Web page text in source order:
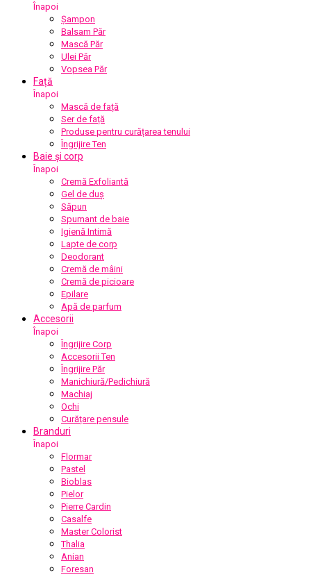
Înapoi
Șampon
Balsam Păr
Mască Păr
Ulei Păr
Vopsea Păr
Față
Înapoi
Mască de față
Ser de față
Produse pentru curățarea tenului
Îngrijire Ten
Baie și corp
Înapoi
Cremă Exfoliantă
Gel de duș
Săpun
Spumant de baie
Igienă Intimă
Lapte de corp
Deodorant
Cremă de mâini
Cremă de picioare
Epilare
Apă de parfum
Accesorii
Înapoi
Îngrijire Corp
Accesorii Ten
Îngrijire Păr
Manichiură/Pedichiură
Machiaj
Ochi
Curățare pensule
Branduri
Înapoi
Flormar
Pastel
Bioblas
Pielor
Pierre Cardin
Casalfe
Master Colorist
Thalia
Anian
Foresan